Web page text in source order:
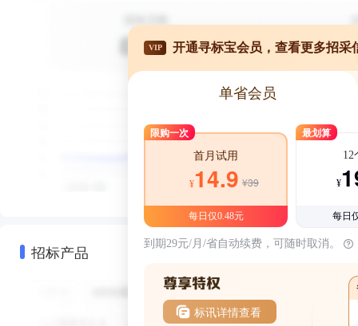
招标产品
VIP 开通寻标宝会员，查看更多招采
单省会员
限购一次
首月试用
¥14.9 ¥39
每日仅0.48元
最划算
12
¥
每日
到期29元/月/省自动续费，可随时取消。
标讯详情查看